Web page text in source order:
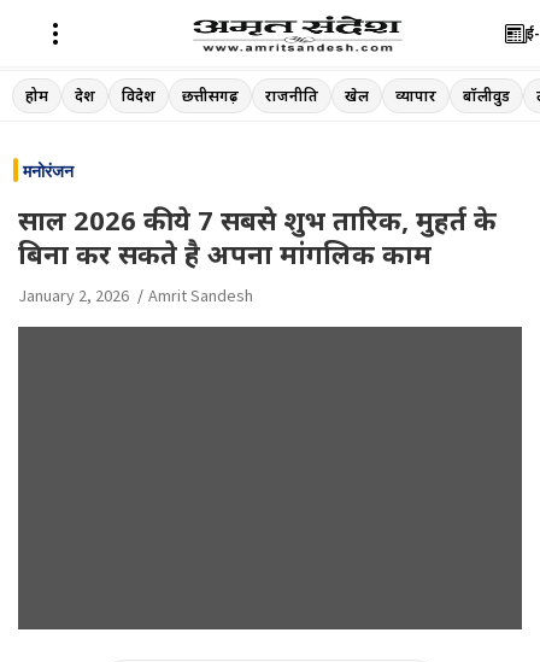
Skip
to
होम देश विदेश छत्तीसगढ़ राजनीति खेल व्यापार बॉलीवुड
मनोरंजन
साल 2026 की ये 7 सबसे शुभ तारिक, मुहर्त के
बिना कर सकते है अपना मांगलिक काम
January 2, 2026 Amrit Sandesh